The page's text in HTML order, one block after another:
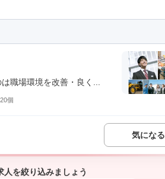
職場環境を改善・良く...
個
気になる
人を絞り込みましょう